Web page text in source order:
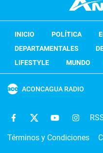
INICIO POLÍTICA
DEPARTAMENTALES
LIFESTYLE
MUNDO
ACONCAGUA RADIO
Términos y Condiciones